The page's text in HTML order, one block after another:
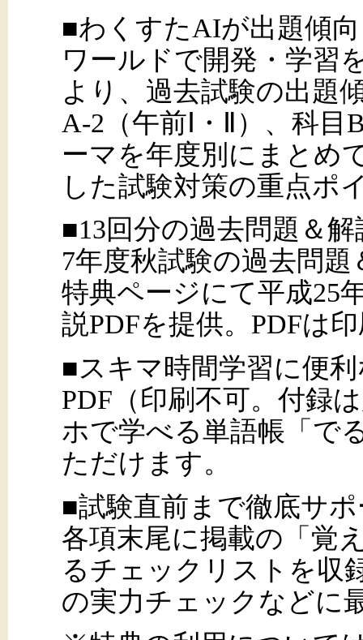
■わくすたAIが出題傾
ワールドで開発・学習
より、過去試験の出題
A-2（午前Ⅰ・Ⅱ）、科目
ーマを年度別にまとめ
した試験対策の重点ポ
■13回分の過去問題＆
7年度秋試験の過去問
特典ページにて平成25
説PDFを提供。PDFは
■スキマ時間学習に便
PDF（印刷不可。付録
ホで学べる単語帳「で
ただけます。
■試験直前まで徹底サ
各項末尾に掲載の「覚
るチェックリストを収
の実力チェックなどに